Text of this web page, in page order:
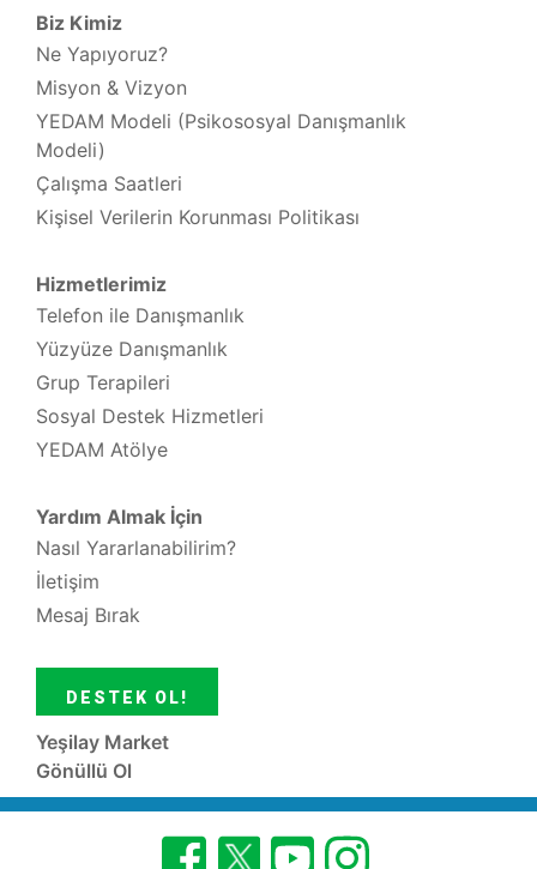
Biz Kimiz
Ne Yapıyoruz?
Misyon & Vizyon
YEDAM Modeli (Psikososyal Danışmanlık
Modeli)
Çalışma Saatleri
Kişisel Verilerin Korunması Politikası
Hizmetlerimiz
Telefon ile Danışmanlık
Yüzyüze Danışmanlık
Grup Terapileri
Sosyal Destek Hizmetleri
YEDAM Atölye
Yardım Almak İçin
Nasıl Yararlanabilirim?
İletişim
Mesaj Bırak
DESTEK OL!
Yeşilay Market
Gönüllü Ol